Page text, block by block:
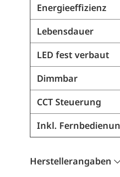
Energieeffizienz
Lebensdauer
LED fest verbaut
Dimmbar
CCT Steuerung
Inkl.
Herstellerangaben